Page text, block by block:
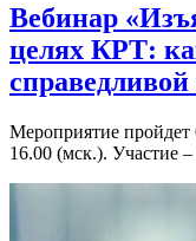
Вебинар
целях КРТ:
Мероприятие
16.00 (мск.). Участие –